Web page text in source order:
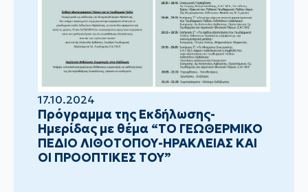
17.10.2024
Πρόγραμμα της Εκδήλωσης-
Ημερίδας με θέμα “ΤΟ ΓΕΩΘΕΡΜΙΚΟ
ΠΕΔΙΟ ΛΙΘΟΤΟΠΟΥ-ΗΡΑΚΛΕΙΑΣ ΚΑΙ
ΟΙ ΠΡΟΟΠΤΙΚΕΣ ΤΟΥ”